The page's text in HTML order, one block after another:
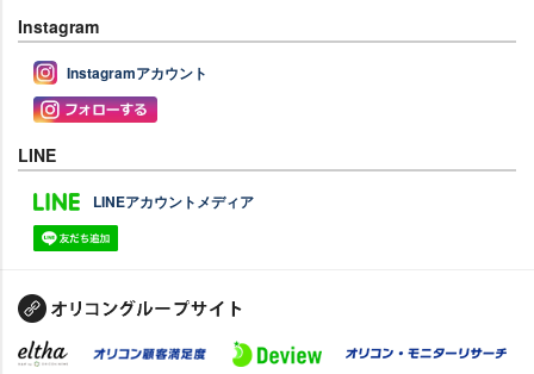
Instagram
Instagramアカウント
LINE
LINEアカウントメディア